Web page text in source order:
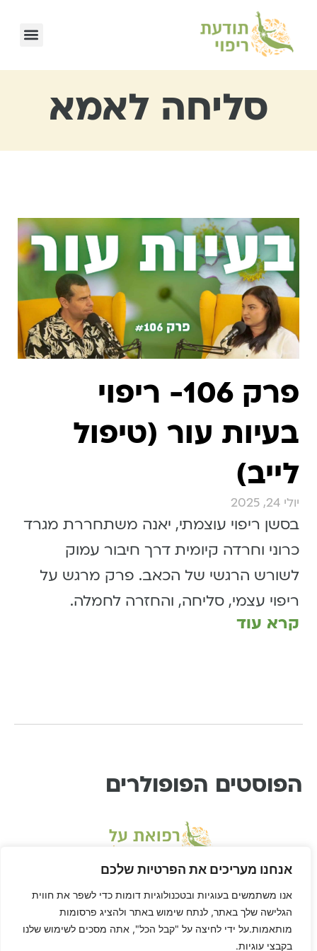
אנחנו מעריכים את הפרטיות שלכם
אנו משתמשים בעוגיות ובטכנולוגיות דומות כדי לשפר את חווית
הגלישה שלך באתר, לנתח שימוש באתר ולהציג פרסומות
מותאמות.על ידי לחיצה על "קבל הכל", אתה מסכים לשימוש שלנו
בקבצי עוגיות.
סליחה לאמא
פרק 106- ריפוי
בעיות עור (טיפול
לייב)
יולי 24, 2025
בסשן ריפוי עוצמתי, יאנה משתחררת מגרד
כרוני וחרדה קיומית דרך חיבור עמוק
לשורש הרגשי של הכאב. פרק מרגש על
ריפוי עצמי, סליחה, והחזרה לחמלה.
קרא עוד
הפוסטים הפופולרים
* דיסקליימר: דן הוא לא רופא ורפואת-על היא שיטה בתחום הרפואה המשלימה, ולא